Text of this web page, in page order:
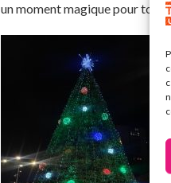
un moment magique pour